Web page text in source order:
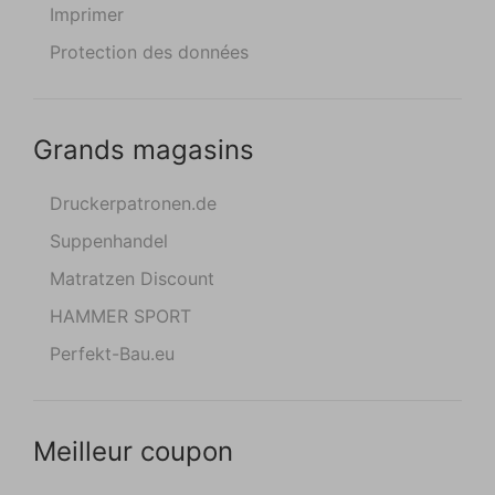
Imprimer
Protection des données
Grands magasins
Druckerpatronen.de
Suppenhandel
Matratzen Discount
HAMMER SPORT
Perfekt-Bau.eu
Meilleur coupon